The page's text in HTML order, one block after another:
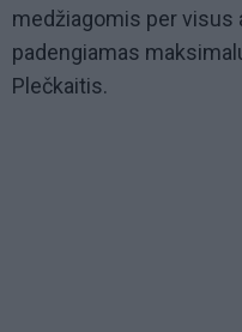
medžiagomis per visus
padengiamas
Plečkaitis.